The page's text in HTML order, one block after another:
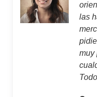
las
muy